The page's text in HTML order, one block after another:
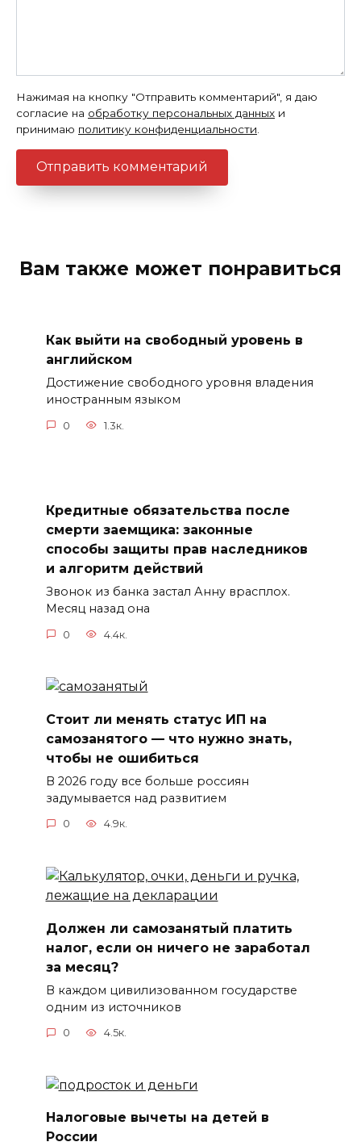
Нажимая на кнопку "Отправить комментарий", я даю
согласие на обработку персональных данных и
принимаю политику конфиденциальности
Вам также может понравиться
Как выйти на свободный уровень в
английском
Достижение свободного уровня владения
иностранным языком
0 1.3к.
Кредитные обязательства после
смерти заемщика: законные
способы защиты прав наследников
и алгоритм действий
Звонок из банка застал Анну врасплох.
Месяц назад она
0 4.4к.
Стоит ли менять статус ИП на
самозанятого — что нужно знать,
чтобы не ошибиться
В 2026 году все больше россиян
задумывается над развитием
0 4.9к.
Должен ли самозанятый платить
налог, если он ничего не заработал
за месяц?
В каждом цивилизованном государстве
одним из источников
0 4.5к.
Налоговые вычеты на детей в
России